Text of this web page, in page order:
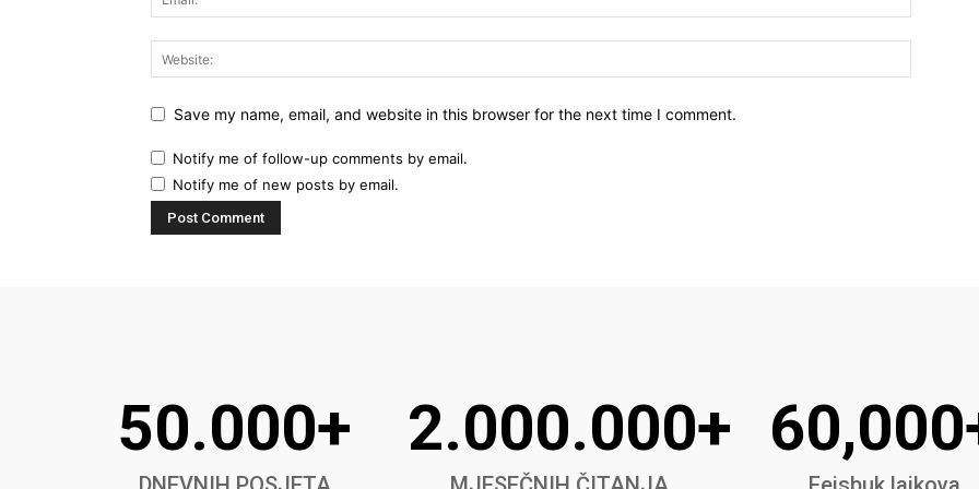
Save my name, email, and website in this browser for the next time I comment.
Notify me of follow-up comments by email.
Notify me of new posts by email.
50.000+ 2.000.000+